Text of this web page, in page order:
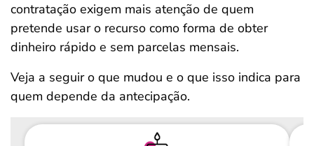
contratação exigem mais atenção de quem
pretende usar o recurso como forma de obter
dinheiro rápido e sem parcelas mensais.
Veja a seguir o que mudou e o que isso indica para
quem depende da antecipação.